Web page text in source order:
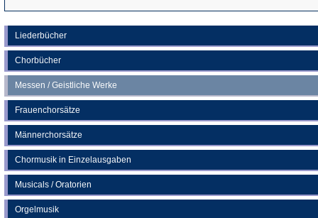
Liederbücher
Chorbücher
Messen / Geistliche Werke
Frauenchorsätze
Männerchorsätze
Chormusik in Einzelausgaben
Musicals / Oratorien
Orgelmusik
einem
neuen
Tab)
in
einem
neuen